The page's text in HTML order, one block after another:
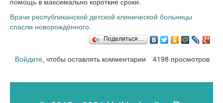
Врачи республиканской детской клинической больницы
спасли новорождённого.
Поделиться…
Войдите, чтобы оставлять комментарии 4198 просмотров